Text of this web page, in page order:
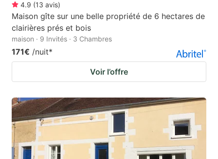
4.9 (13 avis)
Maison gîte sur une belle propriété de 6 hectares de
clairières prés et bois
maison · 9 Invités · 3 Chambres
171€ /nuit*
Voir l’offre